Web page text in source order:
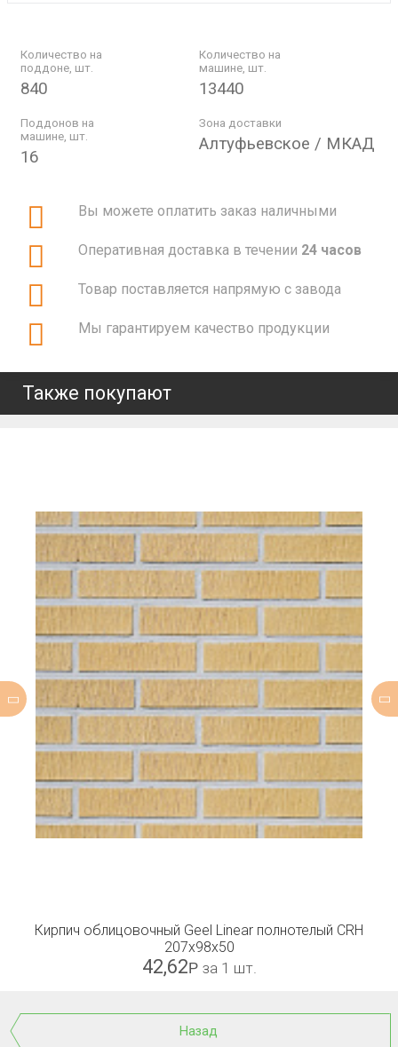
Количество на
поддоне, шт.
840
Количество на
машине, шт.
13440
Поддонов на
машине, шт.
16
Зона доставки
Алтуфьевское / МКАД
Вы можете оплатить заказ наличными
Оперативная доставка в течении 24 часов
Товар поставляется напрямую с завода
Мы гарантируем качество продукции
Также покупают
Кирпич облицовочный Geel Linear полнотелый CRH
207x98x50
42,62Р за 1 шт.
Назад